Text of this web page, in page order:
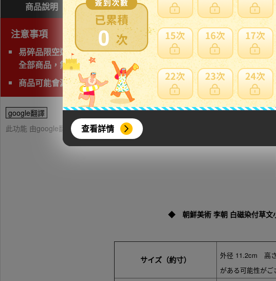
0
查看詳情
商品說明 問與答(0) 費用試算 問
注意事項
易碎品限空運，非易碎品可使用海運。
全部商品，無法一起付款與寄送、會產生個別費用
商品可能會漏水，請下標前詢問清楚且注意。
google翻譯
此功能 由google翻譯提供參考，樂淘不保證翻譯內容之正確性，詳細問題說明請使用
◆ 朝鮮美術 李朝 白磁染付草文
サイズ（約寸） 外径 11.2cm 高
がある可能性がご